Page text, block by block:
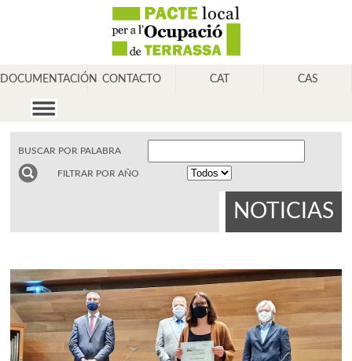
DOCUMENTACIÓN CONTACTO CAT CAS
BUSCAR POR PALABRA
FILTRAR POR AÑO
NOTICIAS